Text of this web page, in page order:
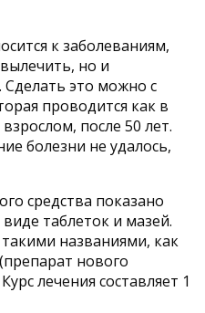
к заболеваниям,
но и
это можно с
проводится как в
после 50 лет.
болезни не удалось,
средства показано
таблеток и мазей.
названиями, как
нового
лечения составляет 1